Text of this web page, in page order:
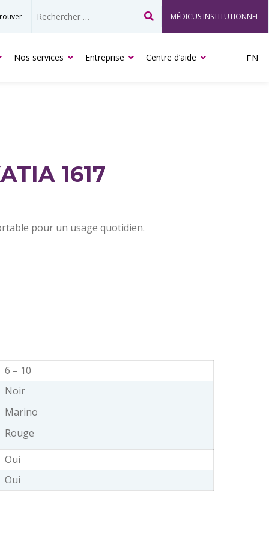
Recherche
MÉDICUS INSTITUTIONNEL
Nos services Entreprise Centre d’aide EN
1617
pour un usage quotidien.
6 – 10
Noir
Marino
Rouge
Oui
Oui